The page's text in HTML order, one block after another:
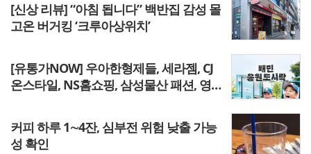
[신상 리뷰] “아침 됩니다” 백반집 감성 몰
고온 버거킹 ‘크루아상위치’
[유통가NOW] 우아한형제들, 세라젬, CJ
온스타일, NS홈쇼핑, 삼성물산 패션, 영
커피 하루 1∼4잔, 심부전 위험 낮출 가능
성 확인